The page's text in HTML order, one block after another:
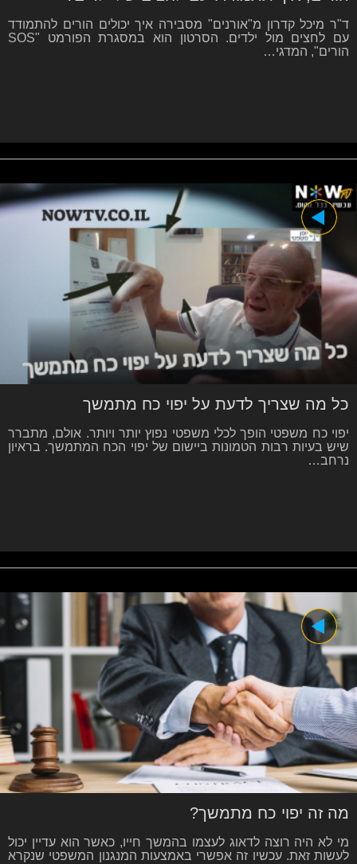
ד"ר מיכל קדרון מ"אורנים" מסבירה איך יכולים הורים להתמודד
עם לחצים מול ילדים. הסרטון הוא במסגרת הפורמט "SOS
הורים", המדגי…
כל מה שצריך לדעת על יפוי כח מתמשך
יפוי כח משפטי הופך לכלי משפטי נפוץ יותר ויותר. אולם, מתברר
שיש בעיות רבות הטמונות ביישום של יפוי הכח המתמשך. בראיון
נרחב…
מה זה יפוי כח מתמשך?
מי לא היה רוצה לדאוג לעצמו בהמשך חייו, כאשר הוא עדיין יכול
לעשות זאת. עכשיו זה אפשרי באמצעות המנגנון המשפטי שנקרא